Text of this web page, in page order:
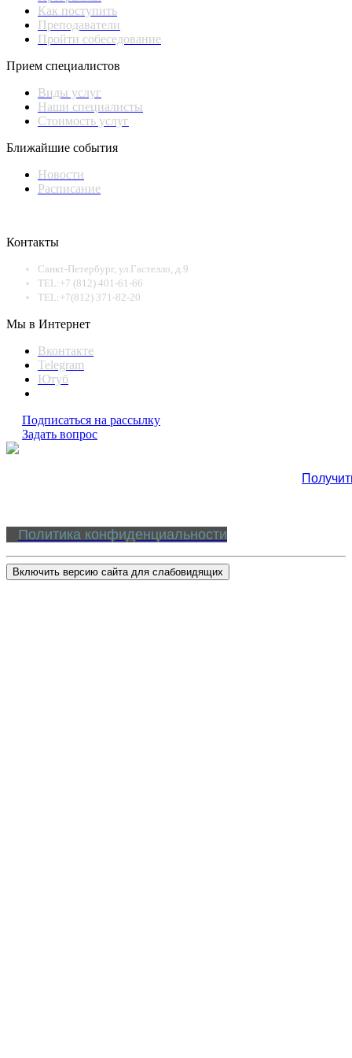
Как поступить
Преподаватели
Пройти собеседование
Прием специалистов
Виды услуг
Наши специалисты
Стоимость услуг
Ближайшие события
Новости
Расписание
Контакты
Санкт-Петербург, ул.Гастелло, д.9
TEL:+7 (812) 401-61-66
TEL:+7(812) 371-82-20
Мы в Интернет
Вконтакте
Telegram
Ютуб
Подписаться на рассылку
Задать вопрос
Политика конфиденциальности
Включить версию сайта для слабовидящих